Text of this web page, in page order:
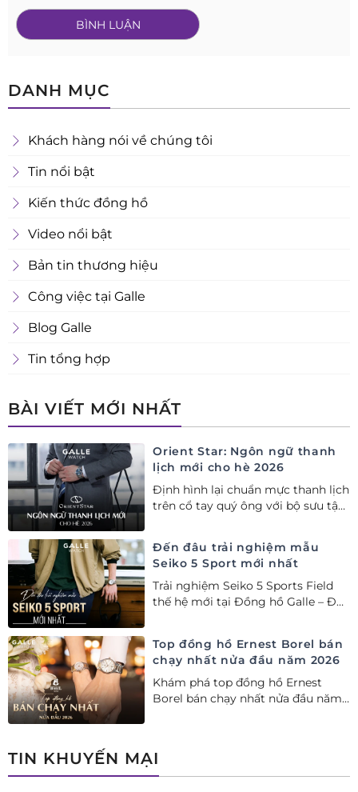
DANH MỤC
Khách hàng nói về chúng tôi
Tin nổi bật
Kiến thức đồng hồ
Video nổi bật
Bản tin thương hiệu
Công việc tại Galle
Blog Galle
Tin tổng hợp
BÀI VIẾT MỚI NHẤT
Orient Star: Ngôn ngữ thanh
lịch mới cho hè 2026
Định hình lại chuẩn mực thanh lịch
trên cổ tay quý ông với bộ sưu tập
Đến đâu trải nghiệm mẫu
Seiko 5 Sport mới nhất
Trải nghiệm Seiko 5 Sports Field
thế hệ mới tại Đồng hồ Galle – Đại
Top đồng hồ Ernest Borel bán
chạy nhất nửa đầu năm 2026
Khám phá top đồng hồ Ernest
Borel bán chạy nhất nửa đầu năm
TIN KHUYẾN MẠI